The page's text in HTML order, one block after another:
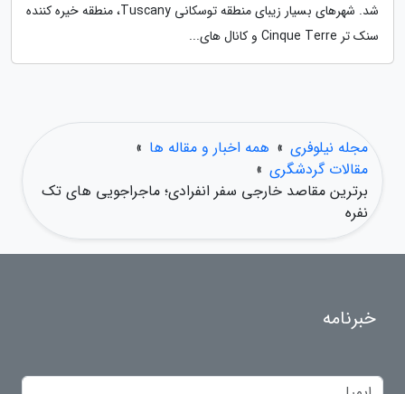
شد. شهرهای بسیار زیبای منطقه توسکانی Tuscany، منطقه خیره کننده
سنک تر Cinque Terre و کانال های...
مجله نیلوفری » همه اخبار و مقاله ها »
مقالات گردشگری »
برترین مقاصد خارجی سفر انفرادی؛ ماجراجویی های تک
نفره
خبرنامه